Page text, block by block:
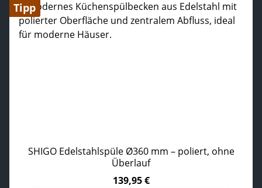
Tipp
SHIGO Edelstahlspüle Ø360 mm – poliert, ohne
Überlauf
139,95 €